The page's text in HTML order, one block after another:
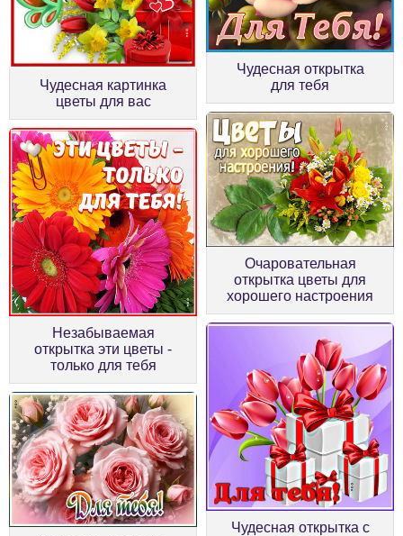
Чудесная картинка
цветы для вас
Чудесная открытка
для тебя
Незабываемая
открытка эти цветы -
только для тебя
Очаровательная
открытка цветы для
хорошего настроения
Чудесная открытка с